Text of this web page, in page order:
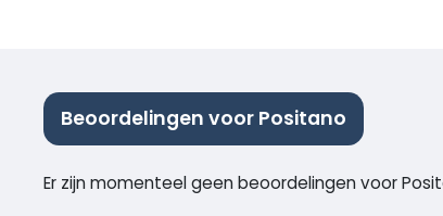
Beoordelingen voor Positano
Er zijn momenteel geen beoordelingen voor